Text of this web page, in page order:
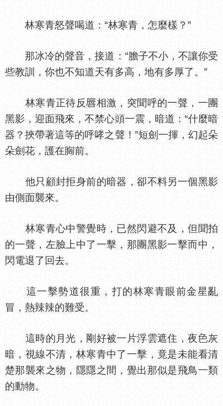
林寒青怒聲喝道：“林寒青，怎麼樣？”
那冰冷的聲音，接道：“膽子不小，不讓你受
些教訓，你也不知道天有多高，地有多厚了。”
林寒青正待反
相激，突聞呼的一聲，一團
黑影，迎面飛來，不禁心頭一震，暗道：“什麼暗
器？挾帶著這等的呼哮之聲！”短劍一揮，幻起朵
朵劍花，護在
前。
他只顧封拒身前的暗器，卻不料另一個黑影
由側面襲來。
林寒青心中警覺時，已然閃避不及，但聞拍
的一聲，左臉上中了一擊，那團黑影一擊而中，
閃電退了回去。
這一擊勢道很重，打的林寒青眼前金星亂
冒，熱辣辣的難受。
這時的月光，剛好被一片浮雲遮住，夜
灰
暗，視線不清，林寒青中了一擊，竟是未能看清
楚那襲來之物，隱隱之間，覺出那似是飛鳥一類
的動物。